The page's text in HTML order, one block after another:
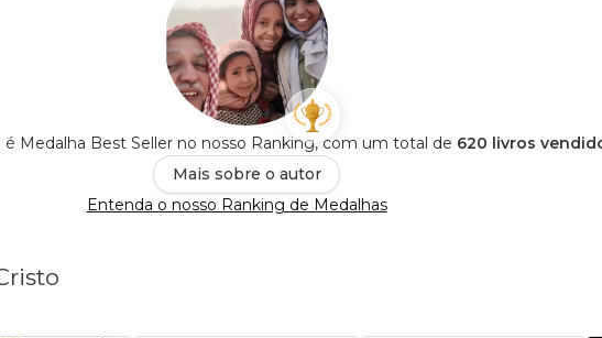
é Medalha Best Seller no nosso Ranking, com um total de 620 livros
Mais sobre o autor
Entenda o nosso Ranking de Medalhas